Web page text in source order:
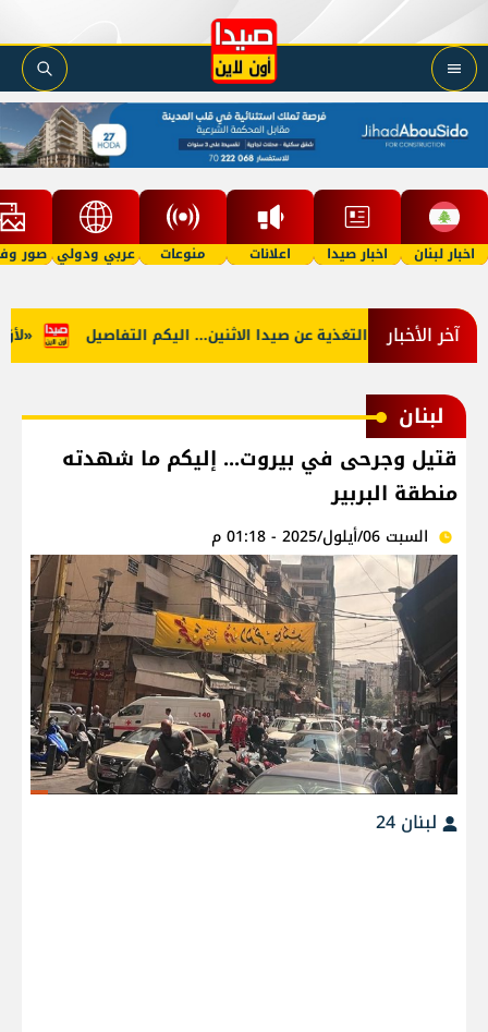
اخبار لبنان اخبار صيدا اعلانات منوعات عربي ودولي صور
آخر الأخبار «لأوّل توقف التغذية عن صيدا الاثنين... اليكم التفاصيل
لبنان
قتيل وجرحى في بيروت... إليكم ما شهدته
منطقة البربير
السبت 06/أيلول/2025 - 01:18 م
لبنان 24